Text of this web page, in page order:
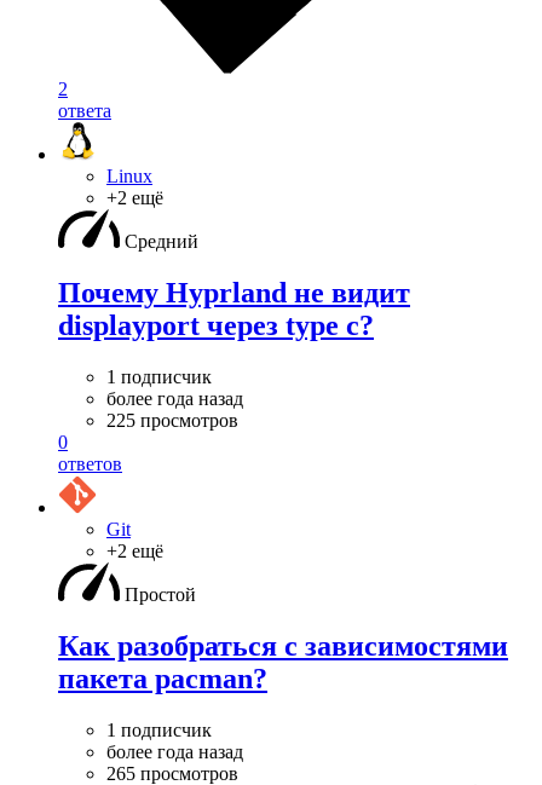
2
ответа
Linux
+2 ещё
Средний
Почему Hyprland не видит
displayport через type c?
1 подписчик
более года назад
225 просмотров
0
ответов
Git
+2 ещё
Простой
Как разобраться с зависимостями
пакета pacman?
1 подписчик
более года назад
265 просмотров